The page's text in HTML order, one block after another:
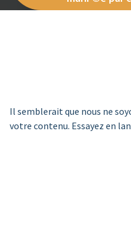
Il semblerait que nous ne
votre contenu. Essayez en